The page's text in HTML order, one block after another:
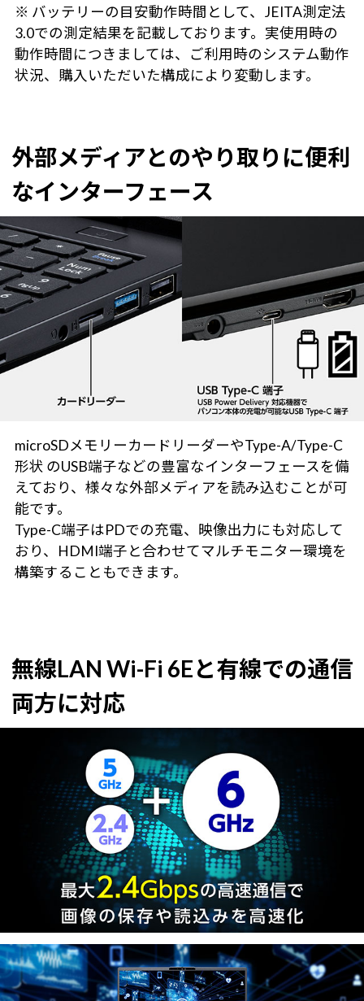
※ バッテリーの目安動作時間として、JEITA測定法
3.0での測定結果を記載しております。実使用時の
動作時間につきましては、ご利用時のシステム動作
状況、購入いただいた構成により変動します。
外部メディアとのやり取りに便利
なインターフェース
microSDメモリーカードリーダーやType-A/Type-C
形状 のUSB端子などの豊富なインターフェースを備
えており、様々な外部メディアを読み込むことが可
能です。
Type-C端子はPDでの充電、映像出力にも対応して
おり、HDMI端子と合わせてマルチモニター環境を
構築することもできます。
無線LAN Wi-Fi 6Eと有線での通信
両方に対応